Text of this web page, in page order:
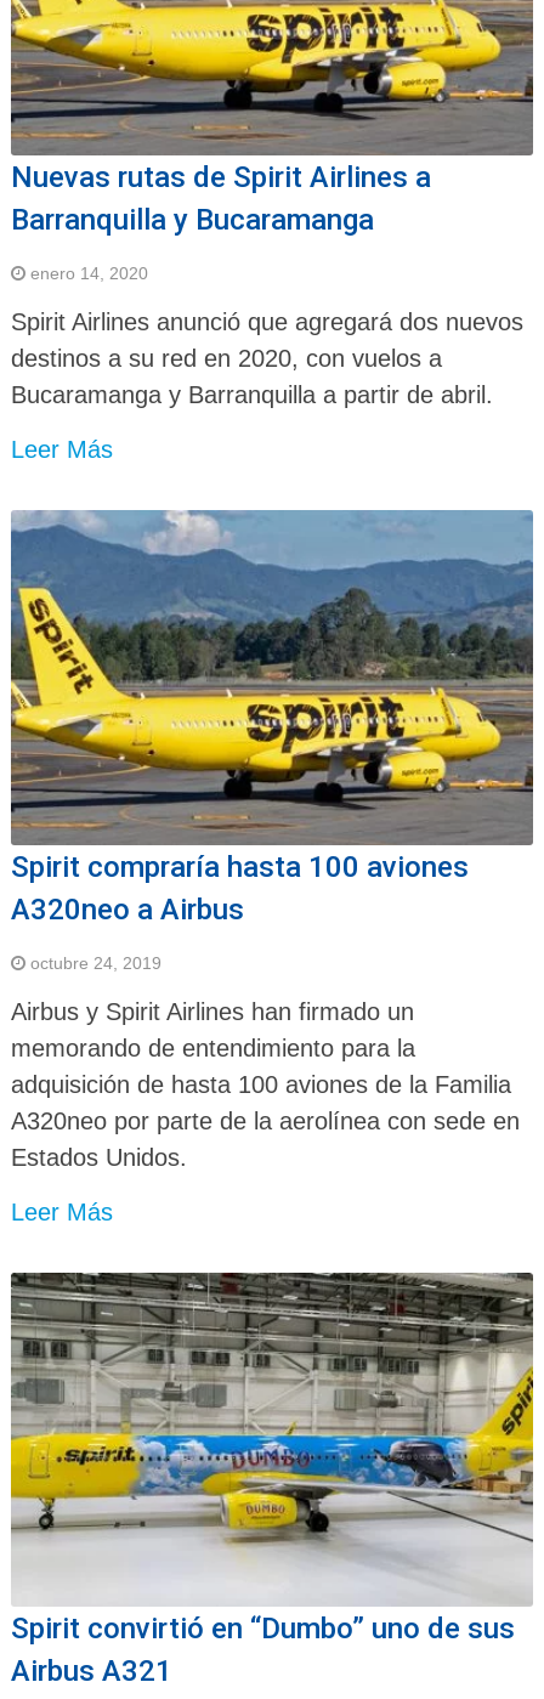
Nuevas rutas de Spirit Airlines a
Barranquilla y Bucaramanga
enero 14, 2020
Spirit Airlines anunció que agregará dos nuevos
destinos a su red en 2020, con vuelos a
Bucaramanga y Barranquilla a partir de abril.
Leer Más
Spirit compraría hasta 100 aviones
A320neo a Airbus
octubre 24, 2019
Airbus y Spirit Airlines han firmado un
memorando de entendimiento para la
adquisición de hasta 100 aviones de la Familia
A320neo por parte de la aerolínea con sede en
Estados Unidos.
Leer Más
Spirit convirtió en “Dumbo” uno de sus
Airbus A321